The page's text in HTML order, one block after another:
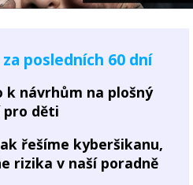
posledních 60 dní
k návrhům na plošný
pro děti
řešíme kyberšikanu,
rizika v naší poradně